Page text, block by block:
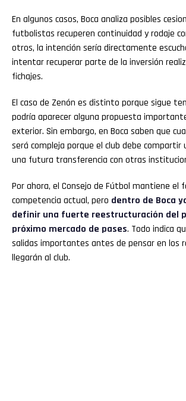
En algunos casos, Boca analiza posibles
futbolistas recuperen continuidad y rodaje
otros, la intención sería directamente
intentar recuperar parte de la inversión
fichajes.
El caso de Zenón es distinto porque sigue
podría aparecer alguna propuesta
exterior. Sin embargo, en Boca saben que
será compleja porque el club debe compartir
una futura transferencia con otras
Por ahora, el Consejo de Fútbol mantiene el
competencia actual, pero dentro de Boca
definir una fuerte reestructuración del
próximo mercado de pases. Todo indica
salidas importantes antes de pensar en los
llegarán al club.